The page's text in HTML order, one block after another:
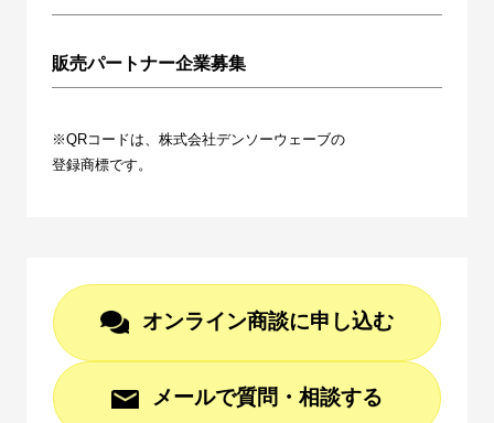
販売パートナー企業募集
※QRコードは、株式会社デンソーウェーブの
登録商標です。
オンライン商談に申し込む
メールで質問・相談する